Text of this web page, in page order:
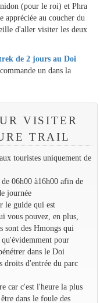
(pour le roi) et Phra
au coucher du
d'aller visiter les deux
de 2 jours au Doi
un dans la
VISITER
TRAIL
touristes uniquement de
06h00 à16h00 afin de
journée
le guide qui est
vous pouvez, en plus,
sont des Hmongs qui
pour
dans le Doi
droits d'entrée du parc
car c'est l'heure la plus
dans le foule des